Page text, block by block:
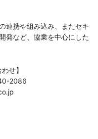
連携や組み込み、またセキ
発など、協業を中心にした
せ】
2086